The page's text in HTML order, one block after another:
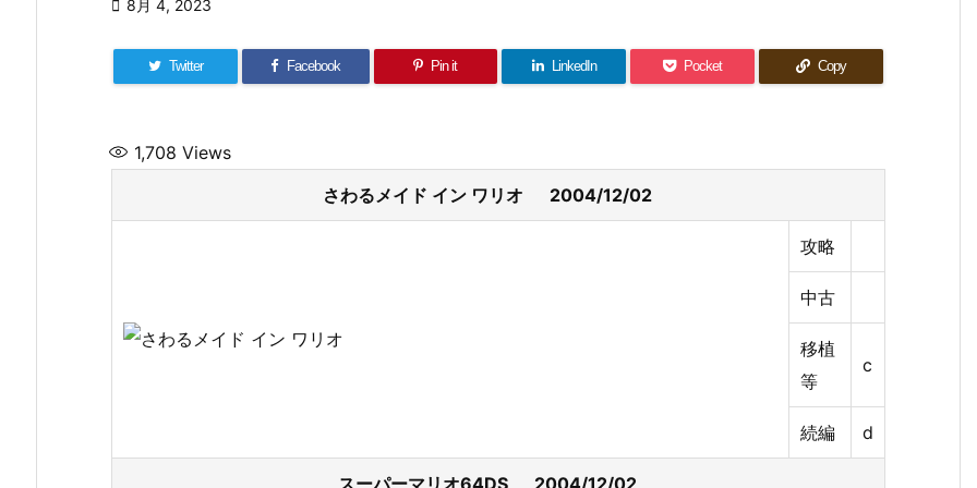
 8月 4, 2023
Twitter Facebook Pin it LinkedIn Pocket Copy
1,708 Views
さわるメイド イン ワリオ 2004/12/02
攻略
中古
移植
等
c
続編 d
スーパーマリオ64DS 2004/12/02